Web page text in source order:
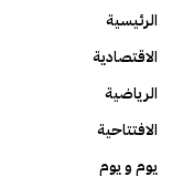
الرئيسية
الاقتصادية
الرياضية
الافتتاحية
يوم و يوم